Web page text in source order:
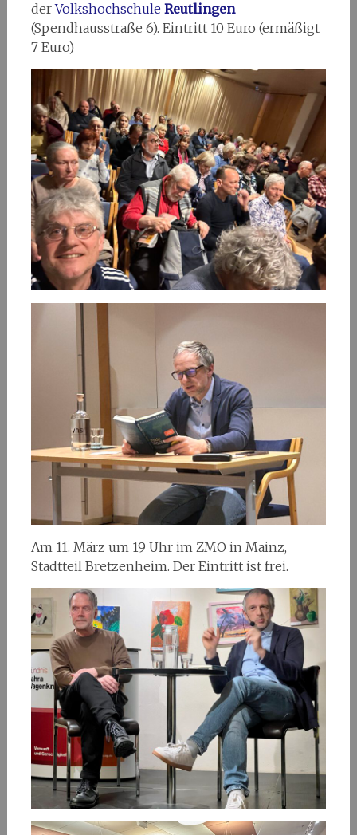
derVolkshochschule Reutlingen
(Spendhausstraße 6). Eintritt 10 Euro (ermäßigt
7 Euro)
Am 11. März um 19 Uhr im ZMO in Mainz,
Stadtteil Bretzenheim. Der Eintritt ist frei.